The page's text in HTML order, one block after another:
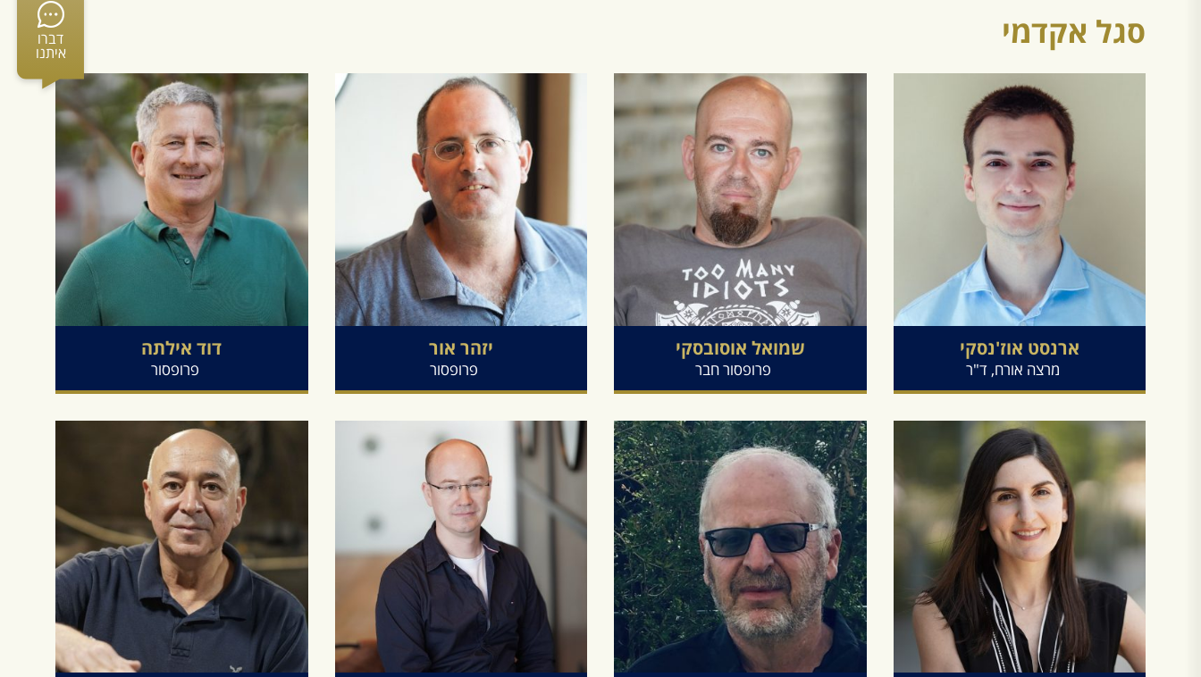
דברו
איתנו
סגל אקדמי
ארנסט אוז'נסקי
מרצה אורח, ד"ר
שמואל אוסובסקי
פרופסור חבר
יזהר אור
פרופסור
דוד אילתה
פרופסור